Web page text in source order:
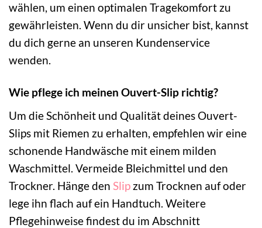
wählen, um einen optimalen Tragekomfort zu
gewährleisten. Wenn du dir unsicher bist, kannst
du dich gerne an unseren Kundenservice
wenden.
Wie pflege ich meinen Ouvert-Slip richtig?
Um die Schönheit und Qualität deines Ouvert-
Slips mit Riemen zu erhalten, empfehlen wir eine
schonende Handwäsche mit einem milden
Waschmittel. Vermeide Bleichmittel und den
Trockner. Hänge den Slip zum Trocknen auf oder
lege ihn flach auf ein Handtuch. Weitere
Pflegehinweise findest du im Abschnitt